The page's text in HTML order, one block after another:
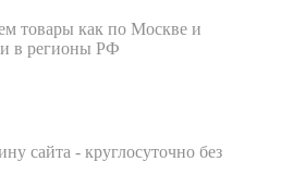
товары как по Москве и
и в регионы РФ
сайта - круглосуточно без